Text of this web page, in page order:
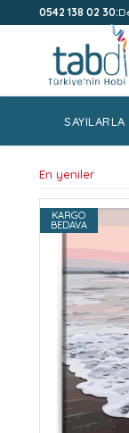
0542 138 02 30:
En yeniler
KARGO
BEDAVA